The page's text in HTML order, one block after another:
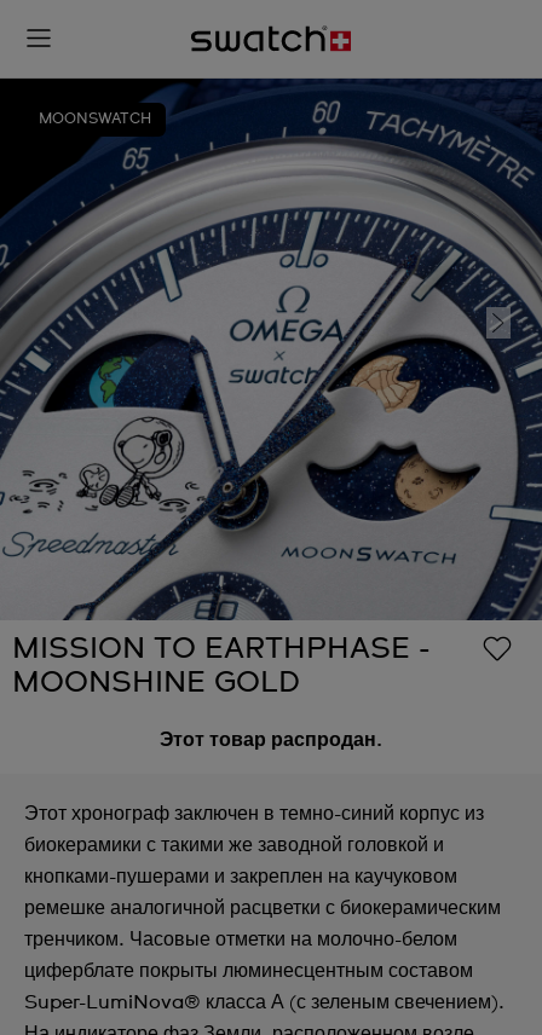
MOONSWATCH
MISSION TO EARTHPHASE -
MOONSHINE GOLD
Этот товар распродан.
Этот хронограф заключен в темно-синий корпус из
биокерамики с такими же заводной головкой и
кнопками-пушерами и закреплен на каучуковом
ремешке аналогичной расцветки с биокерамическим
тренчиком. Часовые отметки на молочно-белом
циферблате покрыты люминесцентным составом
Super-LumiNova® класса А (с зеленым свечением).